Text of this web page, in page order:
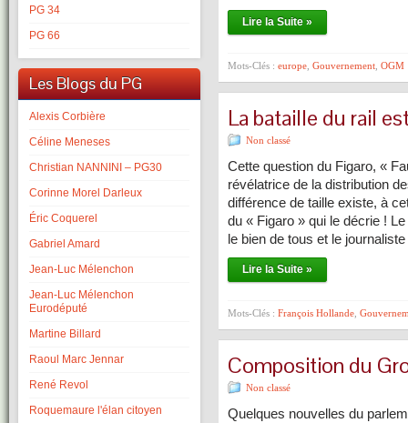
PG 34
PG 66
Les Blogs du PG
Alexis Corbière
Céline Meneses
Christian NANNINI – PG30
Corinne Morel Darleux
Éric Coquerel
Gabriel Amard
Jean-Luc Mélenchon
Jean-Luc Mélenchon
Eurodéputé
Martine Billard
Raoul Marc Jennar
René Revol
Roquemaure l'élan citoyen
Lire la Suite »
Mots-Clés : europe Gouvernement OGM
La bataille du rail
Non classé
Cette question du Figaro, «
révélatrice de la distribution
différence de taille existe, à
du « Figaro » qui le décrie !
le bien de tous et le
Lire la Suite »
Mots-Clés : François Hollande
Composition du
Non classé
Quelques nouvelles du